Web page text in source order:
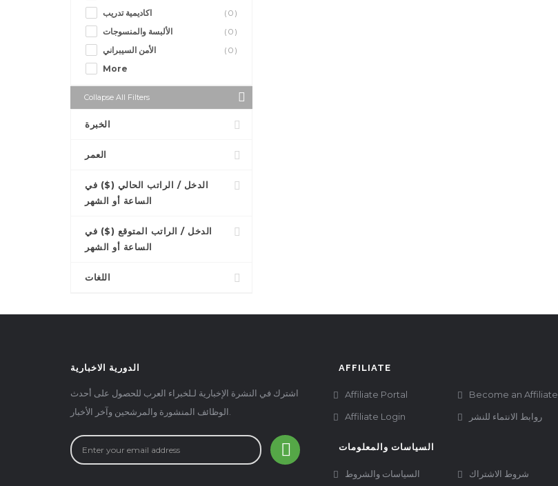
اكاديمية تدريب
(0)
الألبسة والمنسوجات
(0)
الأمن السيبراني
(0)
More
Collapse All Filters
الخبرة
العمر
الدخل / الراتب الحالي ($) في
الساعة أو الشهر
الدخل / الراتب المتوقع ($) في
الساعة أو الشهر
اللغات
الدورية الاخبارية
اشترك في النشرة الإخبارية لـلخبراء العرب للحصول على أحدث
AFFILIATE
Affiliate Portal
Become an Affiliate
Affiliate Login
روابط الانتماء للنشر
السياسات والمعلومات
السياسات والشروط شروط الاشتراك